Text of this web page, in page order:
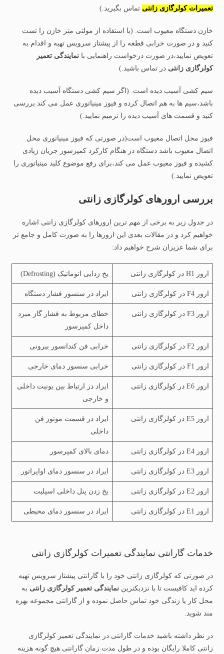
تعمیرات کولرگازی زانتی تماس بگیرید.)
خازن دستگاه معیوب است. (با استفاده از مولتی متر خازن را تست
کنید و در صورت خرابی قطعه را از پیشتاز سرویس تهیه و اقدام به
تعویض نمایید،در صورت درخواست راهنمایی بانمایندگی تعمیر
کولرگازی زانتی در تماس باشید.)
سیم کشی آسیب دیده است. (اگر سیم کشی دستگاه آسیب دیده
باشد،سیم ها به هم اتصال کرده و فیوز مینیاتوری عمل می کند بررسی
کنید و قسمت های آسیب دیده را ترمیم نمایید.)
فیوز محل اتصال معیوب است(در صورتی که فیوز مینیاتوری محل
اتصال معیوب باشد دستگاه در هنگام کارکرد کمپرسور جریان زیادی
کشیده و فیوز معیوب عمل می کند،برای رفع موضوع کلید مینیاتوری را
تعویض نمایید.)
بررسی ارورهای کولرگازی زانتی
در جدول زیر به برخی از مهم ترین ارورهای کولرگازی زانتی اشاره
خواهیم کرد و در مقالات بعدی این ارورها را به صورت کامل و جامع تر
برای شما عزیزان شرح خواهیم داد:
ارور H1 در کولرگازی زانتی یخ زدایی اتوماتیک (Defrosting)
ارور F4 در کولرگازی زانتی ایراد در سنسور فشار دستگاه
ارور F3 در کولرگازی زانتی
خطای مربوط به فشار گاز مبرد
داخل کمپرسور
ارور F2 در کولرگازی زانتی خرابی فن کندانسور بیرونی
ارور F1 در کولرگازی زانتی خرابی سنسور دمای خارجی
ارور E6 در کولرگازی زانتی
ایراد در ارتباط بین یونیت داخلی
و خارجی
ارور E5 در کولرگازی زانتی
ایراد در قسمت موتور فن
داخلی
ارور E4 در کولرگازی زانتی دمای بالای کمپرسور
ارور E3 در کولرگازی زانتی ایراد در سنسور دمای اواپراتور
ارور E2 در کولرگازی زانتی یخ زدن پنل داخلی اسپلیت
ارور E1 در کولرگازی زانتی ایراد در سنسور دمای محیطی
خدمات گارانتی نمایندگی تعمیرات کولرگازی زانتی
در صورتی که کولرگازی زانتی خود را با گارانتی پیشتاز سرویس تهیه
کرده اید کافیست تا با نزدیکتریننمایندگی تعمیر کولرگازی زانتی به
محل کار یا زندگی خود تماس حاصل نموده و از گارانتی مجموعه بهره
مند شوید.
در نظر داشته باشید خدمات گارانتی در نمایندگی تعمیر کولرگازی
زانتی کاملا رایگان بوده و در طول مدت زمان گارانتی هیچ گونه هزینه